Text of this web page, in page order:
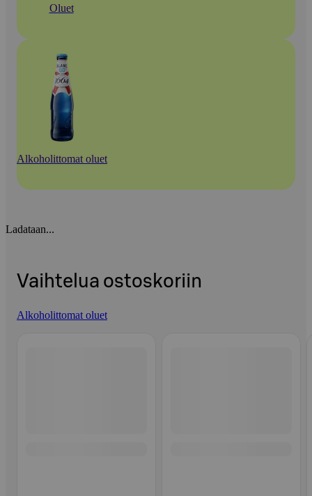
Oluet
Alkoholittomat oluet
Ladataan...
Vaihtelua ostoskoriin
Alkoholittomat oluet